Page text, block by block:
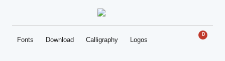
Fonts Download Calligraphy Logos
0